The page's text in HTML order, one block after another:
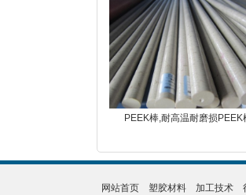
PEEK棒,耐高温耐磨损PEEK
网站首页 塑胶材料 加工技术